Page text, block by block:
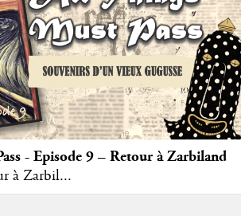
- Episode 9 – Retour à Zarbiland
à Zarbil...